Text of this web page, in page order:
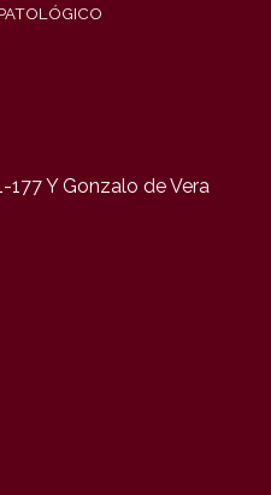
177 Y Gonzalo de Vera